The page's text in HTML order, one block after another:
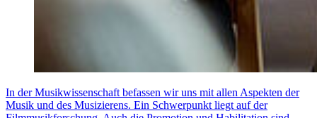
In der Musikwissenschaft befassen wir uns mit allen Aspekten der
Musik und des Musizierens. Ein Schwerpunkt liegt auf der